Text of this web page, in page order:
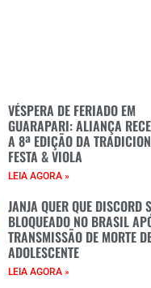
VÉSPERA DE FERIADO EM
GUARAPARI: ALIANÇA
A 8ª EDIÇÃO DA
FESTA & VIOLA
LEIA AGORA »
JANJA QUER QUE DISCORD
BLOQUEADO NO BRASIL
TRANSMISSÃO DE MORTE
ADOLESCENTE
LEIA AGORA »